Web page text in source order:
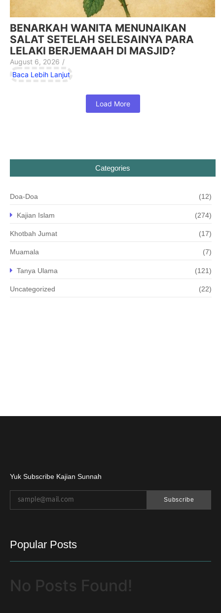
BENARKAH WANITA MENUNAIKAN
SALAT SETELAH SELESAINYA PARA
LELAKI BERJEMAAH DI MASJID?
August 6, 2026 /
Baca Lebih Lanjut
Load More
Categories
Doa-Doa (12)
Kajian Islam (274)
Khotbah Jumat (17)
Muamala (7)
Tanya Ulama (121)
Uncategorized (22)
Yuk Subscribe Kajian Sunnah
Subscribe
Popular Posts
No Posts Found!